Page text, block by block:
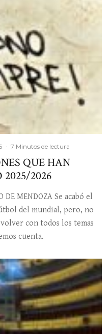
· 7 Minutos de lectura
QUE HAN
2026
DE MENDOZA Se acabó el
del mundial, pero, no
con todos los temas
cuenta.